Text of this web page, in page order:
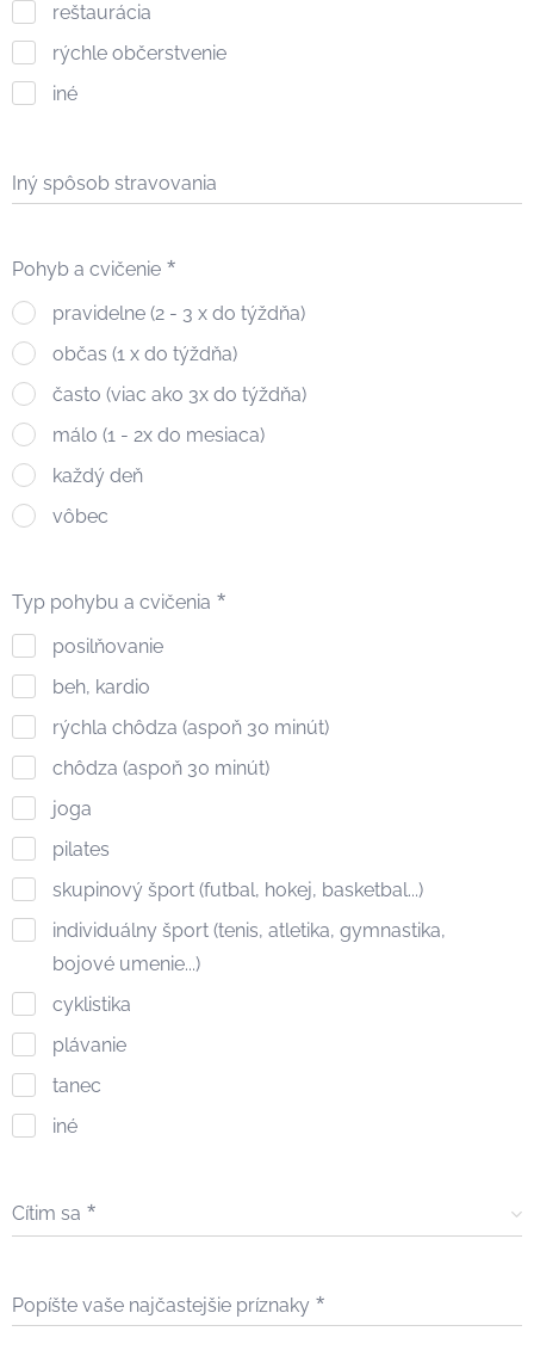
reštaurácia
rýchle občerstvenie
iné
Iný spôsob stravovania
Pohyb a cvičenie
pravidelne (2 - 3 x do týždňa)
občas (1 x do týždňa)
často (viac ako 3x do týždňa)
málo (1 - 2x do mesiaca)
každý deň
vôbec
Typ pohybu a cvičenia
posilňovanie
beh, kardio
rýchla chôdza (aspoň 30 minút)
chôdza (aspoň 30 minút)
joga
pilates
skupinový šport (futbal, hokej, basketbal...)
individuálny šport (tenis, atletika, gymnastika,
bojové umenie...)
cyklistika
plávanie
tanec
iné
Cítim sa
Popíšte vaše najčastejšie príznaky